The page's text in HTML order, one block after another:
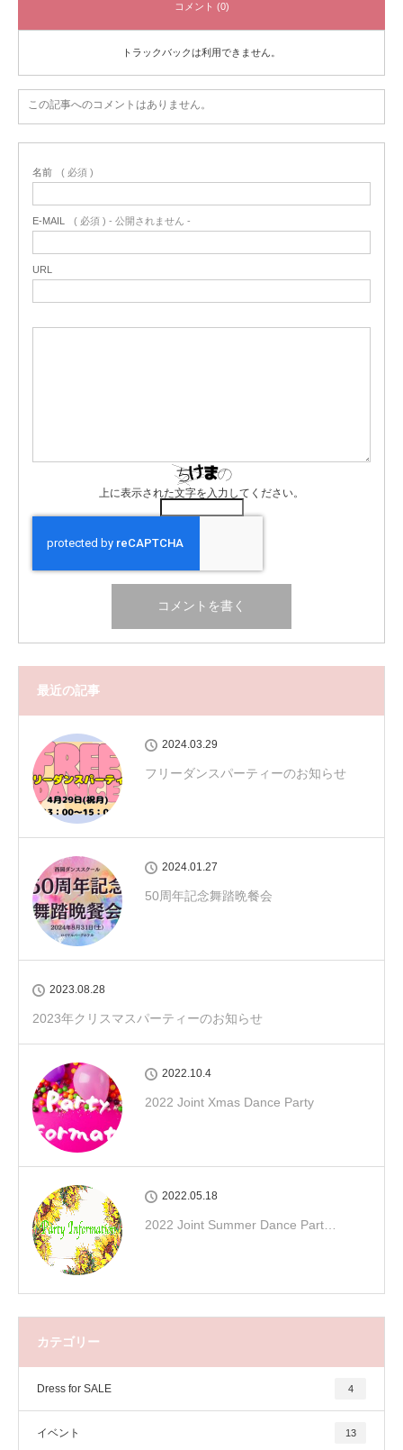
コメント (0)
トラックバックは利用できません。
この記事へのコメントはありません。
名前 ( 必須 )
E-MAIL ( 必須 ) - 公開されません -
URL
上に表示された文字を入力してください。
最近の記事
2024.03.29
フリーダンスパーティーのお知らせ
2024.01.27
50周年記念舞踏晩餐会
2023.08.28
2023年クリスマスパーティーのお知らせ
2022.10.4
2022 Joint Xmas Dance Party
2022.05.18
2022 Joint Summer Dance Part…
カテゴリー
Dress for SALE 4
イベント 13